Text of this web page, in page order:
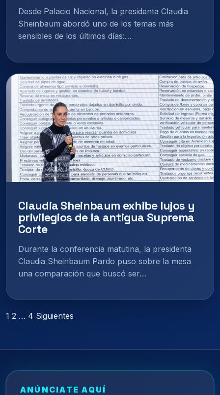
Desde Palacio Nacional, la presidenta Claudia
Sheinbaum abordó uno de los temas más
sensibles de los últimos días:…
Claudia Sheinbaum exhibe lujos y
privilegios de la antigua Suprema
Corte
Durante la conferencia matutina, la presidenta
Claudia Sheinbaum Pardo puso sobre la mesa
una comparación que buscó ser…
Paginación
entradas
1 2 … 4 Siguientes
ANÚNCIATE AQUÍ